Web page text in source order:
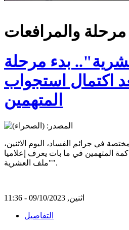
مرحلة والمرافعات
بدء مرحلة
اكتمال استجواب
المتهمين
في جرائم الفساد، اليوم الاثنين،
المتهمين في ما بات يعرف إعلاميا
"ملف العشرية".
اثنين, 09/10/2023 - 11:36
التفاصيل